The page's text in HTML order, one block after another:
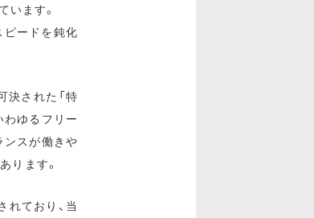
ます。
ピードを鈍化
された「特
わゆるフリー
ンスが働きや
ります。
ており、当